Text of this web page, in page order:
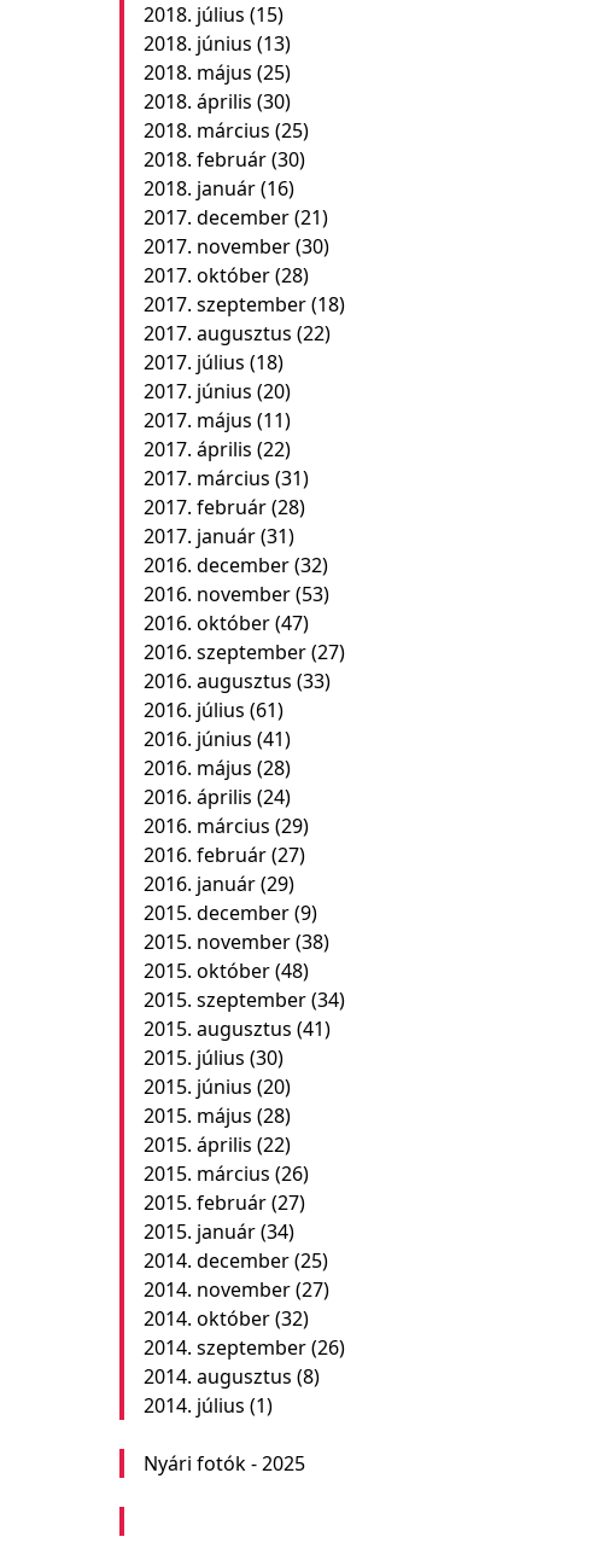
2018. július (15)
2018. június (13)
2018. május (25)
2018. április (30)
2018. március (25)
2018. február(30)
2018. január(16)
2017. december(21)
2017. november(30)
2017. október(28)
2017. szeptember(18)
2017. augusztus (22)
2017. július (18)
2017. június (20)
2017. május (11)
2017. április (22)
2017. március (31)
2017. február(28)
2017. január(31)
2016. december(32)
2016. november(53)
2016. október(47)
2016. szeptember(27)
2016. augusztus (33)
2016. július (61)
2016. június (41)
2016. május (28)
2016. április (24)
2016. március (29)
2016. február(27)
2016. január(29)
2015. december(9)
2015. november(38)
2015. október(48)
2015. szeptember(34)
2015. augusztus (41)
2015. július (30)
2015. június (20)
2015. május (28)
2015. április (22)
2015. március (26)
2015. február(27)
2015. január(34)
2014. december(25)
2014. november(27)
2014. október(32)
2014. szeptember(26)
2014. augusztus (8)
2014. július (1)
Nyári fotók - 2025